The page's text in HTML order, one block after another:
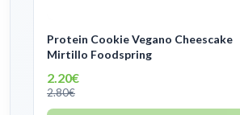
Protein Cookie Vegano Cheescake
Mirtillo Foodspring
2.20€
2.80€